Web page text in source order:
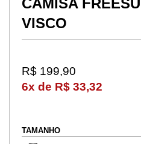
CAMISA
VISCO
R$ 199,90
6x de R$ 33,32
TAMANHO